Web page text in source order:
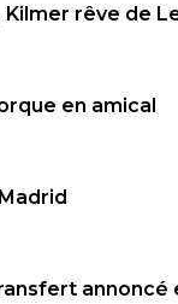
Kilmer rêve de
en amical
annoncé